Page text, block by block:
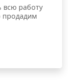
всю работу
продадим